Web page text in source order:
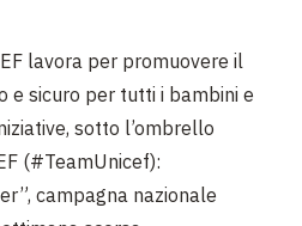
lavora per promuovere il
e sicuro per tutti i bambini e
sotto l’ombrello
(#TeamUnicef):
campagna nazionale